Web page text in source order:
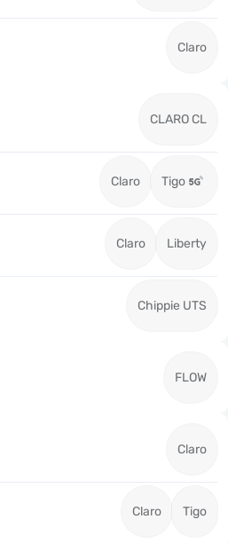
Claro
CLARO CL
Claro Tigo
Claro Liberty
Chippie UTS
FLOW
Claro
Claro Tigo